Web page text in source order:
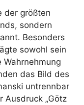
der größten
sondern
Besonders
sowohl sein
das Bild des
untrennbar
Ausdruck „Götz